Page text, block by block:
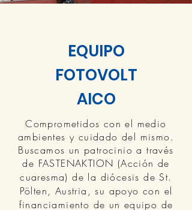
EQUIPO
FOTOVOLT
AICO
Comprometidos con el medio
ambientes y cuidado del mismo.
Buscamos un patrocinio a través
de FASTENAKTION (Acción de
cuaresma) de la diócesis de St.
Pölten, Austria, su apoyo con el
financiamiento de un equipo de